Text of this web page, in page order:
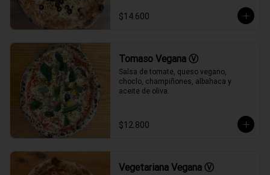
$14.600
Tomaso Vegana Ⓥ
Salsa de tomate, queso vegano,
choclo, champiñones, albahaca y
aceite de oliva.
$12.800
Vegetariana Vegana Ⓥ